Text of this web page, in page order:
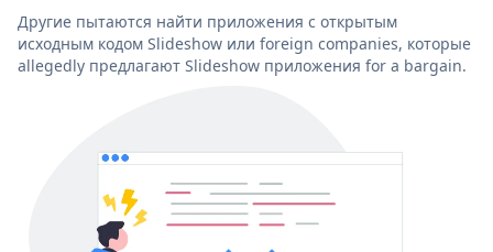
Другие пытаются найти приложения с открытым
исходным кодом Slideshow или foreign companies, которые
allegedly предлагают Slideshow приложения for a bargain.